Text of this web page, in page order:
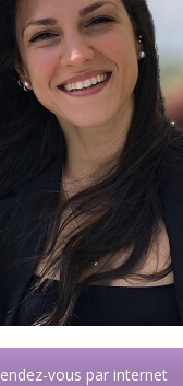
vous par internet